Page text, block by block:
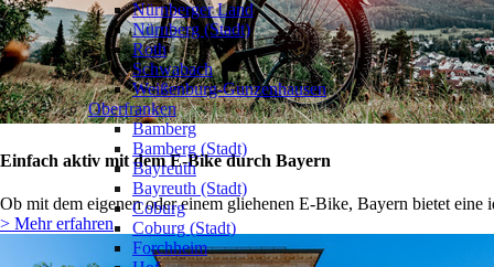
Einfach aktiv mit dem E-Bike durch Bayern
Ob mit dem eigenen oder einem gliehenen E-Bike, Bayern bietet
> Mehr erfahren
Nürnberger Land
Nürnberg (Stadt)
Roth
Schwabach
Weißenburg-Gunzenhausen
Oberfranken
Bamberg
Bamberg (Stadt)
Bayreuth
Bayreuth (Stadt)
Coburg
Coburg (Stadt)
Forchheim